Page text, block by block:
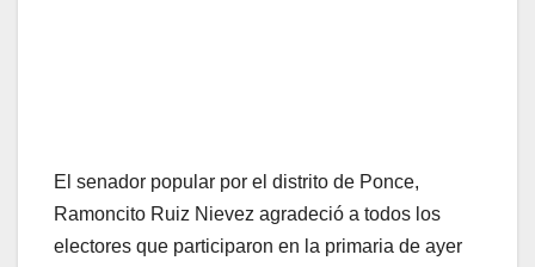
El senador popular por el distrito de Ponce,
Ramoncito Ruiz Nievez agradeció a todos los
electores que participaron en la primaria de ayer